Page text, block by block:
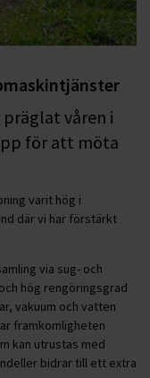
våren i
för att möta
varit hög i
där vi har förstärkt
via sug- och
hög rengöringsgrad
vakuum och vatten
framkomligheten
kan utrustas med
bidrar till ett extra